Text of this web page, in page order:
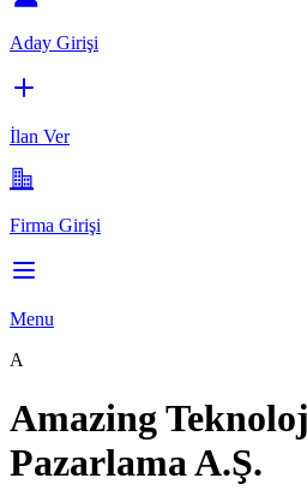
Aday Girişi
İlan Ver
Firma Girişi
Menu
A
Amazing
Pazarlama A.Ş.